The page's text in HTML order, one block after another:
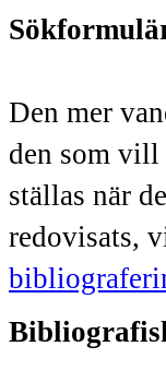
Den mer
den som
ställas när
redovisats,